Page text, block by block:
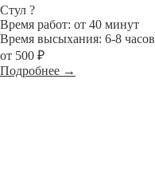
Стул ?
Время работ: от 40 минут
Время высыхания: 6-8 часов
от 500 ₽
Подробнее →